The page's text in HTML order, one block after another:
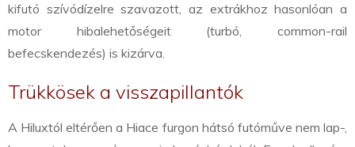
kifutó szívódízelre szavazott, az extrákhoz hasonlóan a
motor hibalehetőségeit (turbó, common-rail
befecskendezés) is kizárva.
Trükkösek a visszapillantók
A Hiluxtól eltérően a Hiace furgon hátsó futóműve nem lap-,